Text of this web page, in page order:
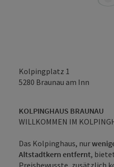
Kolpingplatz 1
5280 Braunau am Inn
KOLPINGHAUS BRAUNAU
WILLKOMMEN IM
Das Kolpinghaus, nur
Altstadtkern entfernt,
Preisbewusste, zusätzlich